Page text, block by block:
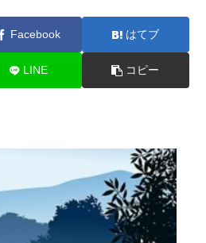
Facebook はてブ
LINE コピー